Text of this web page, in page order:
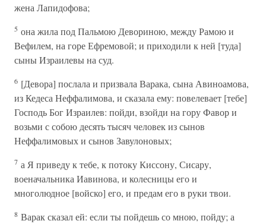
жена Лапидофова;
5 она жила под Пальмою Девориною, между Рамою и
Вефилем, на горе Ефремовой; и приходили к ней [туда]
сыны Израилевы на суд.
6 [Девора] послала и призвала Варака, сына Авиноамова,
из Кедеса Неффалимова, и сказала ему: повелевает [тебе]
Господь Бог Израилев: пойди, взойди на гору Фавор и
возьми с собою десять тысяч человек из сынов
Неффалимовых и сынов Завулоновых;
7 а Я приведу к тебе, к потоку Киссону, Сисару,
военачальника Иавинова, и колесницы его и
многолюдное [войско] его, и предам его в руки твои.
8 Варак сказал ей: если ты пойдешь со мною, пойду; а